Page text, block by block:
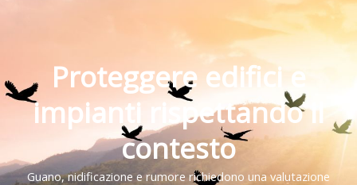
Proteggere edifici e
impianti rispettando il
contesto
Guano, nidificazione e rumore richiedono una valutazione